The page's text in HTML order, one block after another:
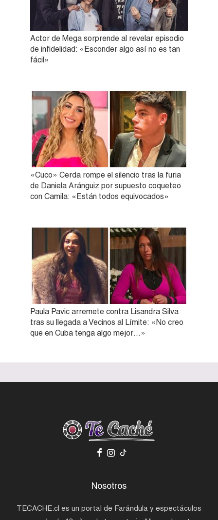
Actor de Mega sorprende al revelar episodio
de infidelidad: «Esconder algo así no es tan
fácil»
«Cuco» Cerda rompe el silencio tras la furia
de Daniela Aránguiz por supuesto coqueteo
con Camila: «Están todos equivocados»
Paula Pavic arremete contra Lisandra Silva
tras su llegada a Vecinos al Límite: «No creo
que en Cuba tenga algo mejor…»
Nosotros
TECACHE.cl es un portal de Farándula y espectáculos